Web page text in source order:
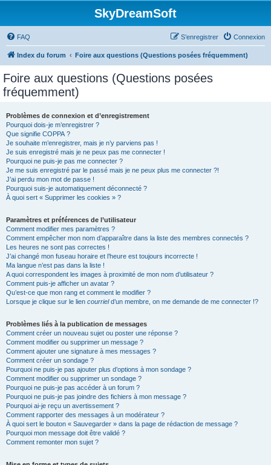
SkyDreamSoft
FAQ Connexion
S’enregistrer
Index du forum Foire aux questions (Questions posées fréquemment)
Foire aux questions (Questions posées
fréquemment)
Problèmes de connexion et d’enregistrement
Pourquoi dois-je m’enregistrer ?
Que signifie COPPA ?
Je souhaite m’enregistrer, mais je n’y parviens pas !
Je suis enregistré mais je ne peux pas me connecter !
Pourquoi ne puis-je pas me connecter ?
Je me suis enregistré par le passé mais je ne peux plus me connecter ?!
J’ai perdu mon mot de passe !
Pourquoi suis-je automatiquement déconnecté ?
À quoi sert « Supprimer les cookies » ?
Paramètres et préférences de l’utilisateur
Comment modifier mes paramètres ?
Comment empêcher mon nom d’apparaître dans la liste des membres connectés ?
Les heures ne sont pas correctes !
J’ai changé mon fuseau horaire et l’heure est toujours incorrecte !
Ma langue n’est pas dans la liste !
A quoi correspondent les images à proximité de mon nom d’utilisateur ?
Comment puis-je afficher un avatar ?
Qu’est-ce que mon rang et comment le modifier ?
Lorsque je clique sur le lien courrield’un membre, on me demande de me connecter !?
Problèmes liés à la publication de messages
Comment créer un nouveau sujet ou poster une réponse ?
Comment modifier ou supprimer un message ?
Comment ajouter une signature à mes messages ?
Comment créer un sondage ?
Pourquoi ne puis-je pas ajouter plus d’options à mon sondage ?
Comment modifier ou supprimer un sondage ?
Pourquoi ne puis-je pas accéder à un forum ?
Pourquoi ne puis-je pas joindre des fichiers à mon message ?
Pourquoi ai-je reçu un avertissement ?
Comment rapporter des messages à un modérateur ?
À quoi sert le bouton « Sauvegarder » dans la page de rédaction de message ?
Pourquoi mon message doit être validé ?
Comment remonter mon sujet ?